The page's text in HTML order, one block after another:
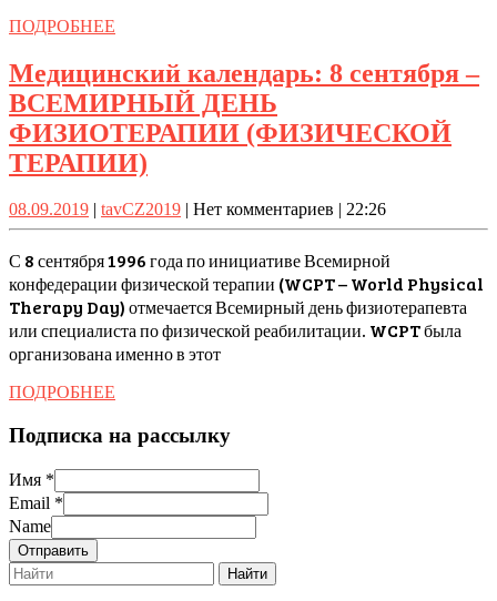
АЛЬЦГЕЙМЕРА
(World
Alzheimer’s
Международный
день
распространения
информации
о
ПОДРОБНЕЕ
Медицинский календарь: 8 сентября –
ВСЕМИРНЫЙ ДЕНЬ
ФИЗИОТЕРАПИИ (ФИЗИЧЕСКОЙ
ТЕРАПИИ)
8
сентября
–
ВСЕМИРНЫЙ
ДЕНЬ
ТЕРАПИИ)
08.09.201908.09.2019
| tavCZ2019tavCZ2019
| Нет комментариев | 22:26
С 8 сентября 1996 года по инициативе Всемирной
конфедерации физической терапии (WCPT – World Physical
Therapy Day) отмечается Всемирный день физиотерапевта
или специалиста по физической реабилитации. WCPT была
организована именно в этот
ПОДРОБНЕЕ
Подписка на рассылку
Имя *
Email *
Name
Отправить
Search
for: